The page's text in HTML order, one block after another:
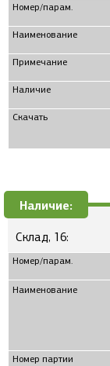
Номер/парам.
Наименование
Примечание
Наличие
Скачать
Наличие:
Склад, 16:
Номер/парам.
Наименование
Номер партии